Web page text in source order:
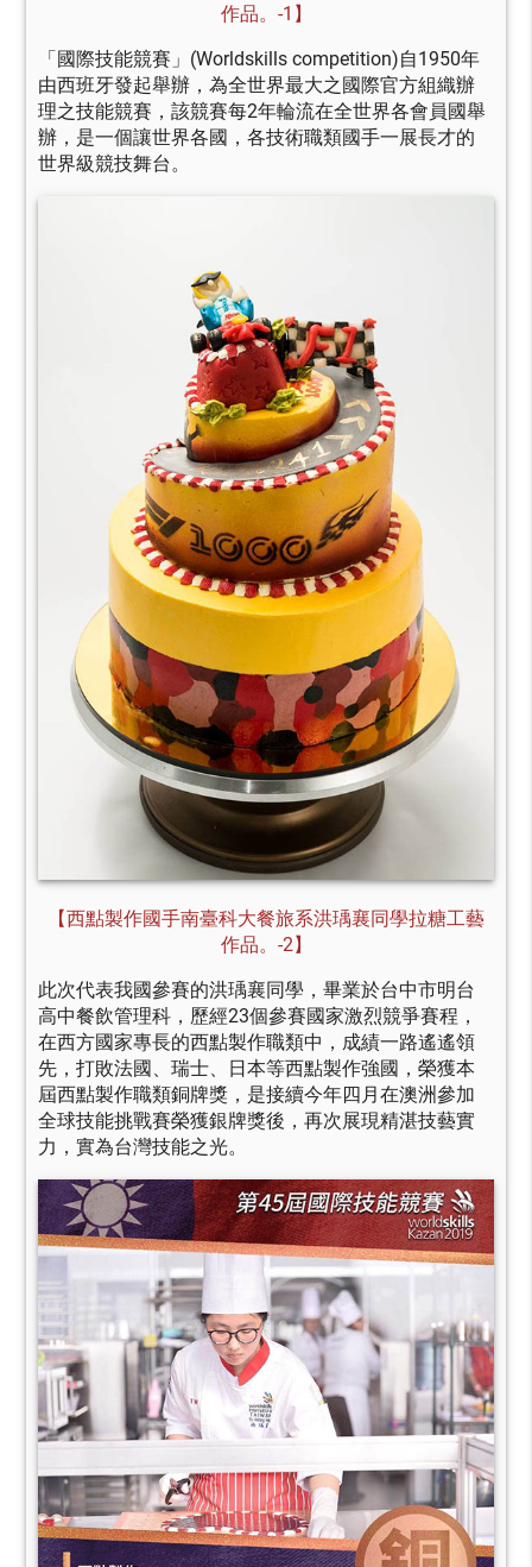
作品。-1】
「國際技能競賽」(Worldskills competition)自1950年
由西班牙發起舉辦，為全世界最大之國際官方組織辦
理之技能競賽，該競賽每2年輪流在全世界各會員國舉
辦，是一個讓世界各國，各技術職類國手一展長才的
世界級競技舞台。
【西點製作國手南臺科大餐旅系洪瑀襄同學拉糖工藝
作品。-2】
此次代表我國參賽的洪瑀襄同學，畢業於台中市明台
高中餐飲管理科，歷經23個參賽國家激烈競爭賽程，
在西方國家專長的西點製作職類中，成績一路遙遙領
先，打敗法國、瑞士、日本等西點製作強國，榮獲本
屆西點製作職類銅牌獎，是接續今年四月在澳洲參加
全球技能挑戰賽榮獲銀牌獎後，再次展現精湛技藝實
力，實為台灣技能之光。